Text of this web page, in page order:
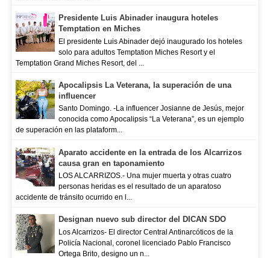
Presidente Luis Abinader inaugura hoteles
Temptation en Miches
El presidente Luis Abinader dejó inaugurado los hoteles
solo para adultos Temptation Miches Resort y el
Temptation Grand Miches Resort, del ...
Apocalipsis La Veterana, la superación de una
influencer
Santo Domingo. -La influencer Josianne de Jesús, mejor
conocida como Apocalipsis “La Veterana”, es un ejemplo
de superación en las plataform...
Aparato accidente en la entrada de los Alcarrizos
causa gran en taponamiento
LOS ALCARRIZOS.- Una mujer muerta y otras cuatro
personas heridas es el resultado de un aparatoso
accidente de tránsito ocurrido en l...
Designan nuevo sub director del DICAN SDO
Los Alcarrizos- El director Central Antinarcóticos de la
Policía Nacional, coronel licenciado Pablo Francisco
Ortega Brito, designo un n...